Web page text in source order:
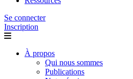
Se connecter
Inscription
À propos
Qui nous sommes
Publications